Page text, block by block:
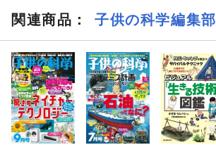
関連商品 ： 子供の科学編集部